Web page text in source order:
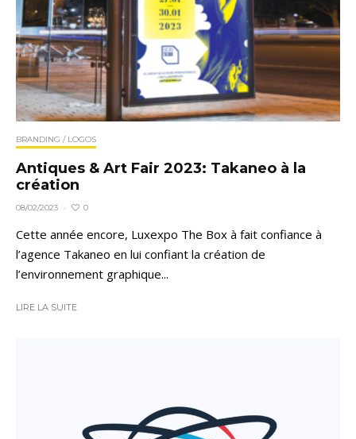
BRANDING / LOGOS
Antiques & Art Fair 2023: Takaneo à la
création
08/02/2023 · 0
Cette année encore, Luxexpo The Box à fait confiance à
l’agence Takaneo en lui confiant la création de
l’environnement graphique...
LIRE LA SUITE